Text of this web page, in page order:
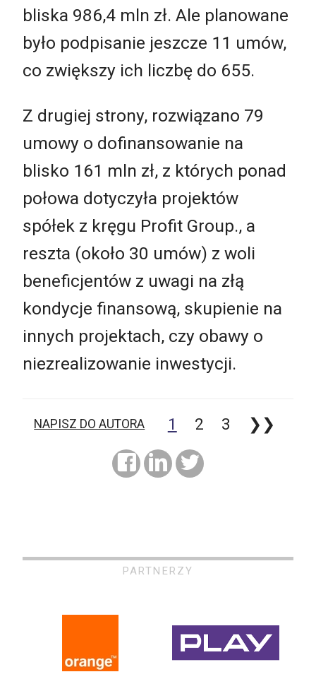
bliska 986,4 mln zł. Ale planowane
było podpisanie jeszcze 11 umów,
co zwiększy ich liczbę do 655.
Z drugiej strony, rozwiązano 79
umowy o dofinansowanie na
blisko 161 mln zł, z których ponad
połowa dotyczyła projektów
spółek z kręgu Profit Group., a
reszta (około 30 umów) z woli
beneficjentów z uwagi na złą
kondycje finansową, skupienie na
innych projektach, czy obawy o
niezrealizowanie inwestycji.
NAPISZ DO AUTORA 1 2 3 ❯❯
PARTNERZY